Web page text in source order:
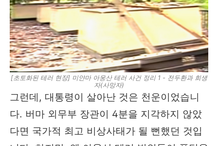
[초토화된 테러 현장] 미얀마 아웅산 테러 사건 정리 1 - 전두환과 희생
자(사망자)
그런데, 대통령이 살아난 것은 천운이었습니
다. 버마 외무부 장관이 4분을 지각하지 않았
다면 국가적 최고 비상사태가 될 뻔했던 것입